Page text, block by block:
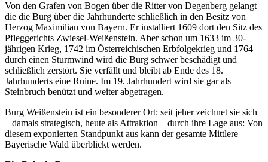
Von den Grafen von Bogen über die Ritter von Degenberg gelangt
die die Burg über die Jahrhunderte schließlich in den Besitz von
Herzog Maximilian von Bayern. Er installiert 1609 dort den Sitz des
Pfleggerichts Zwiesel-Weißenstein. Aber schon um 1633 im 30-
jährigen Krieg, 1742 im Österreichischen Erbfolgekrieg und 1764
durch einen Sturmwind wird die Burg schwer beschädigt und
schließlich zerstört. Sie verfällt und bleibt ab Ende des 18.
Jahrhunderts eine Ruine. Im 19. Jahrhundert wird sie gar als
Steinbruch benützt und weiter abgetragen.
Burg Weißenstein ist ein besonderer Ort: seit jeher zeichnet sie sich
– damals strategisch, heute als Attraktion – durch ihre Lage aus: Von
diesem exponierten Standpunkt aus kann der gesamte Mittlere
Bayerische Wald überblickt werden.